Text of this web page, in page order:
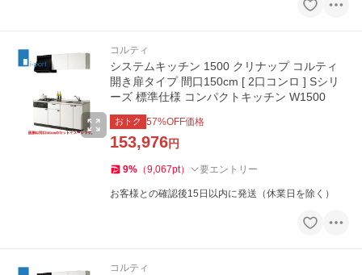
コルティ
システムキッチン 1500 クリナップ コルティ
開き扉タイプ 間口150cm [ 2口コンロ ] Sシリ
ーズ 標準仕様 コンパクトキッチン W1500
おトク 57%OFF価格
153,976円
9% （9,067pt） 要エントリー
お客様との確認後15日以内に発送（休業日を除く）
コルティ